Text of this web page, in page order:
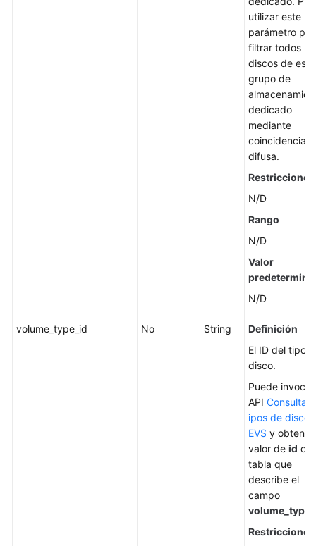
utilizar este
parámetro
filtrar todos los
discos de este
grupo de
dedicado
mediante
coincidencia
difusa.
Restricciones
N/D
Rango
N/D
Valor
N/D
volume_type_id No String
Definición
El ID del tipo
disco.
Puede
API Consulta
ipos de disco
EVS y obtener
valor de id de
tabla que
describe el
campo
volume_types
Restricciones